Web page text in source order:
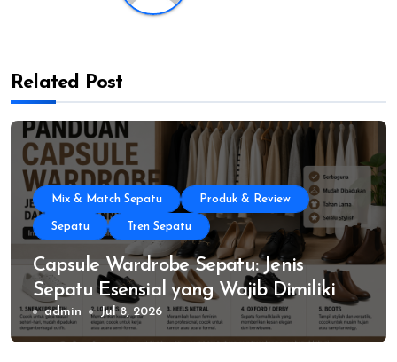
Related Post
Mix & Match Sepatu Produk & Review
Sepatu Tren Sepatu
Capsule Wardrobe Sepatu: Jenis
Sepatu Esensial yang Wajib Dimiliki
admin Jul 8, 2026